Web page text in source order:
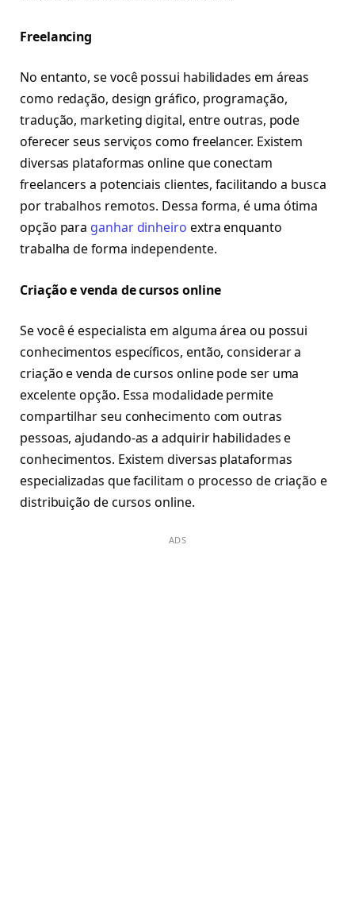
Freelancing
No entanto, se você possui habilidades em áreas
como redação, design gráfico, programação,
tradução, marketing digital, entre outras, pode
oferecer seus serviços como freelancer. Existem
diversas plataformas online que conectam
freelancers a potenciais clientes, facilitando a busca
por trabalhos remotos. Dessa forma, é uma ótima
opção para ganhar dinheiro extra enquanto
trabalha de forma independente.
Criação e venda de cursos online
Se você é especialista em alguma área ou possui
conhecimentos específicos, então, considerar a
criação e venda de cursos online pode ser uma
excelente opção. Essa modalidade permite
compartilhar seu conhecimento com outras
pessoas, ajudando-as a adquirir habilidades e
conhecimentos. Existem diversas plataformas
especializadas que facilitam o processo de criação e
distribuição de cursos online.
ADS